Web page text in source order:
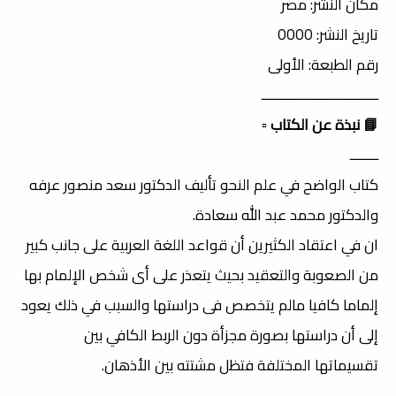
تاريخ النشر: 0000
رقم الطبعة: الأولى
ـــــــــــــــــــــــــــــــــ
📘 نبذة عن الكتاب▫️
ــــــــ
كتاب الواضح في علم النحو تأليف الدكتور سعد منصور عرفه
والدكتور محمد عبد الله سعادة.
ان في اعتقاد الكثيرين أن قواعد اللغة العربية على جانب كبير
من الصعوبة والتعقيد بحيث يتعذر على أى شخص الإلمام بها
إلماما كافيا مالم يتخصص فى دراستها والسبب في ذلك يعود
إلى أن دراستها بصورة مجزأة دون الربط الكافي بين
تقسيماتها المختلفة فتظل مشتته بين الأذهان.